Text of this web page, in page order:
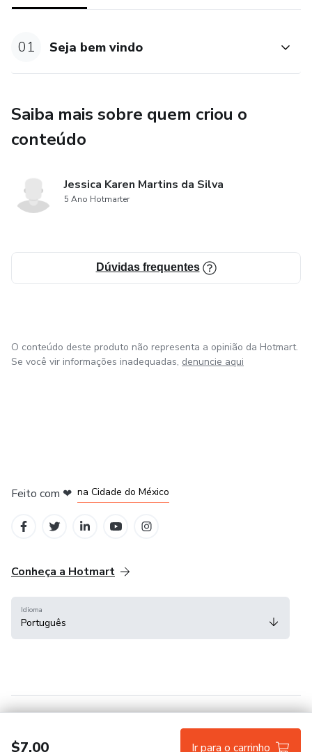
01 Seja bem vindo
Saiba mais sobre quem criou o
conteúdo
Jessica Karen Martins da Silva
5 Ano Hotmarter
Dúvidas frequentes
$7.00 Ir para o carrinho
O conteúdo deste produto não representa a opinião da Hotmart.
Se você vir informações inadequadas, denuncie aqui
Feito com ❤ na Cidade do México
Conheça a Hotmart
Idioma
Português